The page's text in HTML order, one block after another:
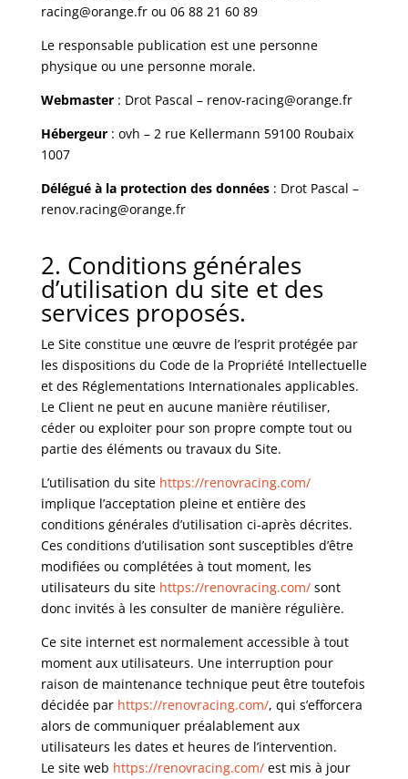
racing@orange.fr ou 06 88 21 60 89
Le responsable publication est une personne
physique ou une personne morale.
Webmaster: Drot Pascal – renov-racing@orange.fr
Hébergeur: ovh – 2 rue Kellermann 59100 Roubaix
1007
Délégué à la protection des données: Drot Pascal –
renov.racing@orange.fr
2. Conditions générales
d’utilisation du site et des
services proposés.
Le Site constitue une œuvre de l’esprit protégée par
les dispositions du Code de la Propriété Intellectuelle
et des Réglementations Internationales applicables.
Le Client ne peut en aucune manière réutiliser,
céder ou exploiter pour son propre compte tout ou
partie des éléments ou travaux du Site.
L’utilisation du site https://renovracing.com/
implique l’acceptation pleine et entière des
conditions générales d’utilisation ci-après décrites.
Ces conditions d’utilisation sont susceptibles d’être
modifiées ou complétées à tout moment, les
utilisateurs du site https://renovracing.com/sont
donc invités à les consulter de manière régulière.
Ce site internet est normalement accessible à tout
moment aux utilisateurs. Une interruption pour
raison de maintenance technique peut être toutefois
décidée par https://renovracing.com/, qui s’efforcera
alors de communiquer préalablement aux
utilisateurs les dates et heures de l’intervention.
Le site web https://renovracing.com/est mis à jour